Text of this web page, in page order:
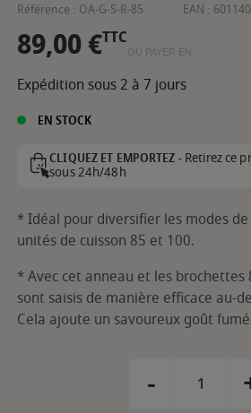
Référence : OA-G-S-R-85 EAN :
89,00 €TTC
OU PAYER EN
Expédition sous 2 à 7 jours
EN STOCK
CLIQUEZ ET EMPORTEZ -Retirez ce
sous 24h/48h
* Idéal pour diversifier les modes
unités de cuisson 85 et 100.
* Avec cet anneau et les
sont saisis de manière efficace au-
Cela ajoute un savoureux goût
-